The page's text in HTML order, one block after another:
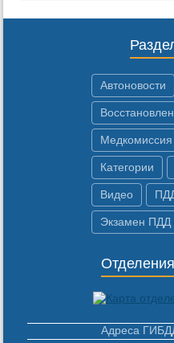
Автоновости
Медкомиссия
Категории
Видео
Экзамен ПДД
Адреса